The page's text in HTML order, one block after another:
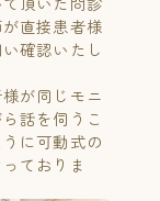
直接患者様
確認いたし
が同じモニ
話を伺うこ
に可動式の
ておりま